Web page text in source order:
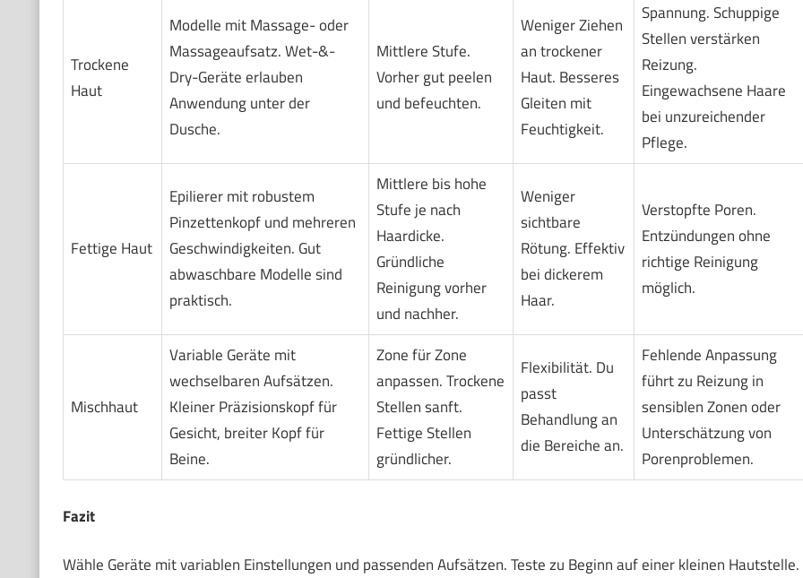
Trockene
Haut
Modelle mit Massage- oder
Massageaufsatz. Wet-&-
Dry-Geräte erlauben
Anwendung unter der
Dusche.
Mittlere Stufe.
Vorher gut peelen
und befeuchten.
Weniger Ziehen
an trockener
Haut. Besseres
Gleiten mit
Feuchtigkeit.
Spannung. Schuppige
Stellen verstärken
Reizung.
Eingewachsene Haare
bei unzureichender
Pflege.
Fettige Haut
Epilierer mit robustem
Pinzettenkopf und mehreren
Geschwindigkeiten. Gut
abwaschbare Modelle sind
praktisch.
Mittlere bis hohe
Stufe je nach
Haardicke.
Gründliche
Reinigung vorher
und nachher.
Weniger
sichtbare
Rötung. Effektiv
bei dickerem
Haar.
Verstopfte Poren.
Entzündungen ohne
richtige Reinigung
möglich.
Mischhaut
Variable Geräte mit
wechselbaren Aufsätzen.
Kleiner Präzisionskopf für
Gesicht, breiter Kopf für
Beine.
Zone für Zone
anpassen. Trockene
Stellen sanft.
Fettige Stellen
gründlicher.
Flexibilität. Du
passt
Behandlung an
die Bereiche an.
Fehlende Anpassung
führt zu Reizung in
sensiblen Zonen oder
Unterschätzung von
Porenproblemen.
Fazit
Wähle Geräte mit variablen Einstellungen und passenden Aufsätzen. Teste zu Beginn auf einer kleinen Hautstelle.